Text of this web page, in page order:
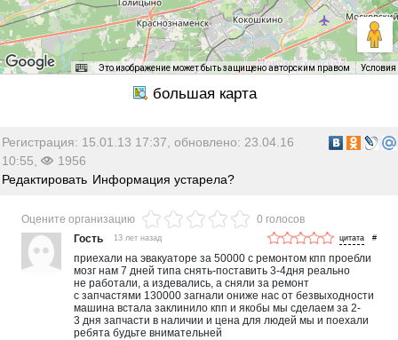
Это изображение может быть защищено авторским правом Условия
Регистрация: 15.01.13 17:37, обновлено: 23.04.16
10:55,
1956
Редактировать Информация устарела?
Оцените организацию
0 голосов
Гость
13 лет назад #
приехали на эвакуаторе за 50000 с ремонтом кпп проебли
мозг нам 7 дней типа снять-поставить 3-4дня реально
не работали, а издевались, а сняли за ремонт
с запчастями 130000 загнали ониже нас от безвыходности
машина встала заклинило кпп и якобы мы сделаем за 2-
3 дня запчасти в наличии и цена для людей мы и поехали
ребята будьте внимательней